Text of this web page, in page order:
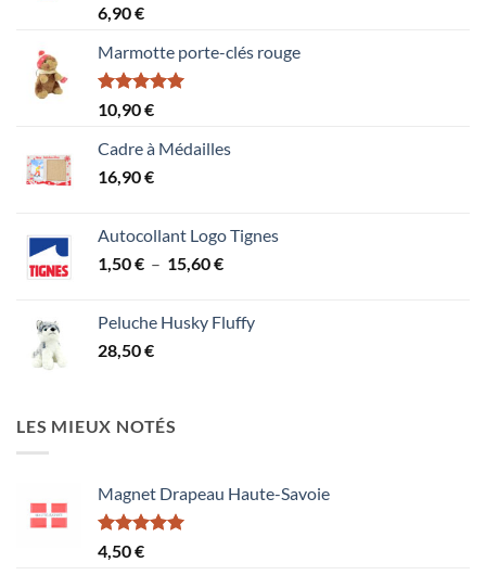
Note
4.00
5
6,90€
Marmotte porte-clés rouge
Note5.00
sur 5
10,90€
Cadre à Médailles
16,90€
Autocollant Logo Tignes
1,50€ – 15,60€Plage
1,50 €
Peluche Husky Fluffy
28,50€
LES MIEUX NOTÉS
Magnet Drapeau Haute-Savoie
Note5.00
sur 5
4,50€